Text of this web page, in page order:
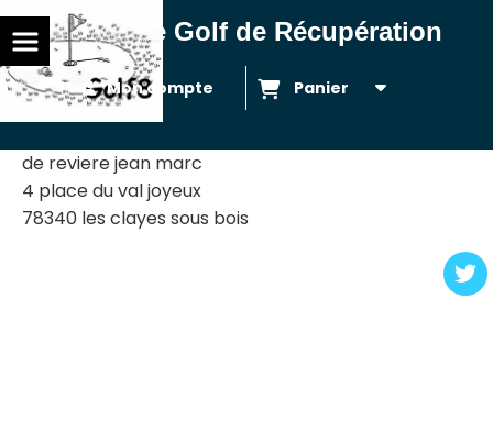
Balles de Golf de Récupération
Mon compte Panier
de reviere jean marc
4 place du val joyeux
78340 les clayes sous bois